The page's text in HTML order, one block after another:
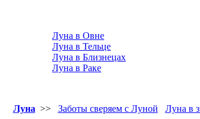
Луна в Овне
Луна в Тельце
Луна в Близнецах
Луна в Раке
Луна >> Заботы сверяем с Луной Луна в